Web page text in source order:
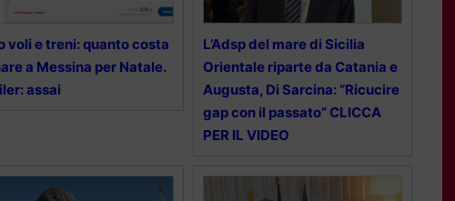
voli e treni: quanto costa
a Messina per Natale.
assai
L’Adsp del mare di Sicilia
Orientale riparte da Catania e
Augusta, Di Sarcina: “Ricucire
gap con il passato” CLICCA
PER IL VIDEO